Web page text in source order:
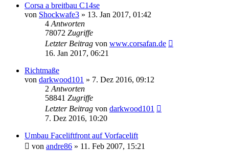
Corsa a breitbau C14se
von Shockwafe3 » 13. Jan 2017, 01:42
4 Antworten
78072 Zugriffe
Letzter Beitrag von www.corsafan.de
16. Jan 2017, 06:21
Richtmaße
von darkwood101 » 7. Dez 2016, 09:12
2 Antworten
58841 Zugriffe
Letzter Beitrag von darkwood101
7. Dez 2016, 10:20
Umbau Faceliftfront auf Vorfacelift
von andre86 » 11. Feb 2007, 15:21